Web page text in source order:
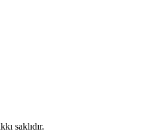
saklıdır.